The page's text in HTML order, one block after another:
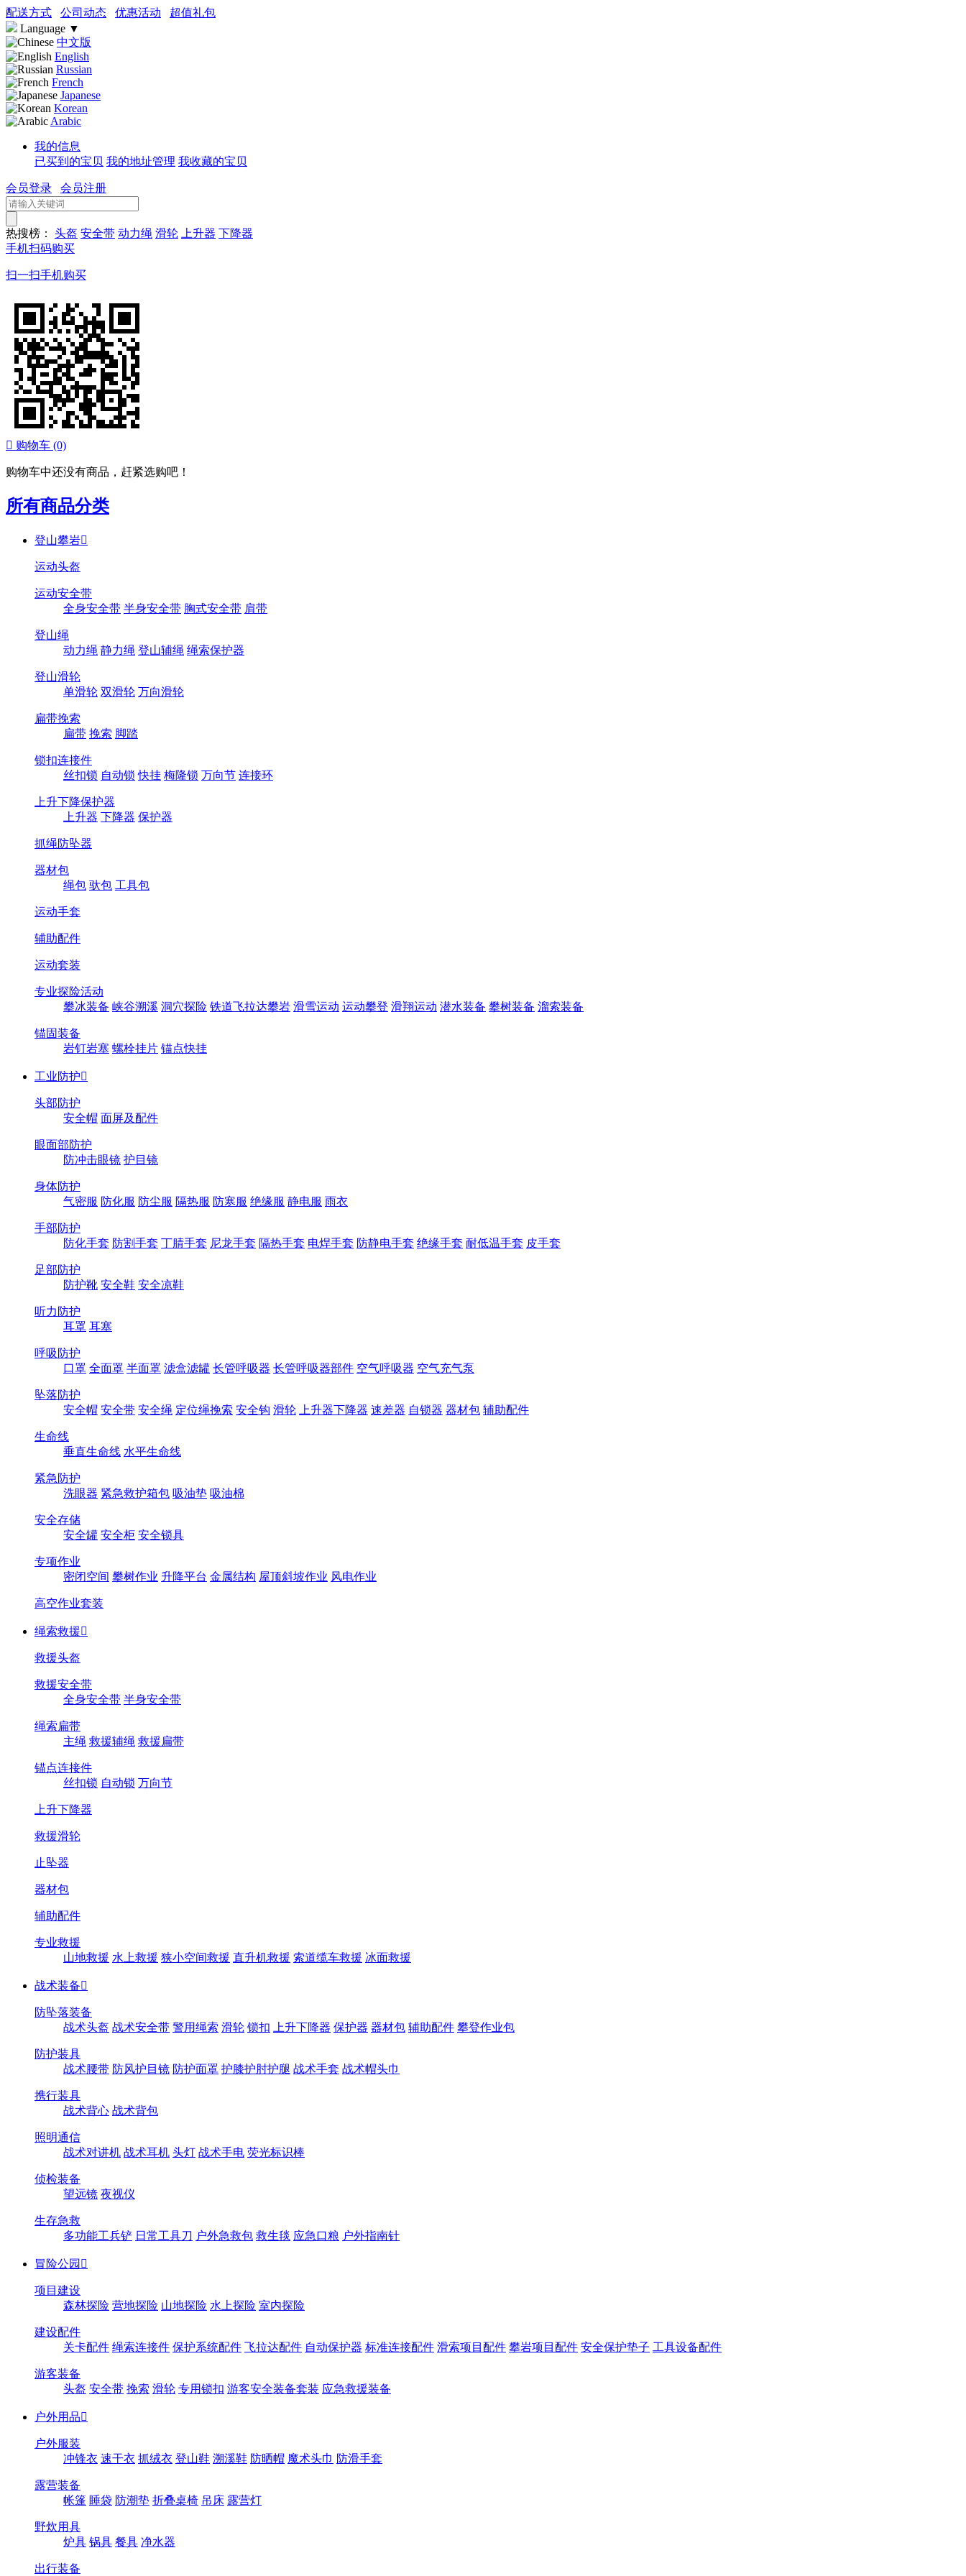
配送方式 公司动态 优惠活动
超值礼包
Language ▼
中文版
English
Russian
French
Japanese
Korean
Arabic
我的信息
已买到的宝贝 我的地址管理 我收藏的宝贝
会员登录 会员注册
热搜榜： 头盔 安全带 动力绳 滑轮 上升器 下降器
手机扫码购买
扫一扫手机购买
 购物车 (0)
购物车中还没有商品，赶紧选购吧！
所有商品分类
登山攀岩
运动头盔
运动安全带
全身安全带 半身安全带 胸式安全带 肩带
登山绳
动力绳 静力绳 登山辅绳 绳索保护器
登山滑轮
单滑轮 双滑轮 万向滑轮
扁带挽索
扁带 挽索 脚踏
锁扣连接件
丝扣锁 自动锁 快挂 梅隆锁 万向节 连接环
上升下降保护器
上升器 下降器 保护器
抓绳防坠器
器材包
绳包 驮包 工具包
运动手套
辅助配件
运动套装
专业探险活动
攀冰装备 峡谷溯溪 洞穴探险 铁道飞拉达攀岩 滑雪运动 运动攀登 滑翔运动 潜水装备 攀树装备 溜索装备
锚固装备
岩钉岩塞 螺栓挂片 锚点快挂
工业防护
头部防护
安全帽 面屏及配件
眼面部防护
防冲击眼镜 护目镜
身体防护
气密服 防化服 防尘服 隔热服 防寒服 绝缘服 静电服 雨衣
手部防护
防化手套 防割手套 丁腈手套 尼龙手套 隔热手套 电焊手套 防静电手套 绝缘手套 耐低温手套 皮手套
足部防护
防护靴 安全鞋 安全凉鞋
听力防护
耳罩 耳塞
呼吸防护
口罩 全面罩 半面罩 滤盒滤罐 长管呼吸器 长管呼吸器部件 空气呼吸器 空气充气泵
坠落防护
安全帽 安全带 安全绳 定位绳挽索 安全钩 滑轮 上升器下降器 速差器 自锁器 器材包 辅助配件
生命线
垂直生命线 水平生命线
紧急防护
洗眼器 紧急救护箱包 吸油垫 吸油棉
安全存储
安全罐 安全柜 安全锁具
专项作业
密闭空间 攀树作业 升降平台 金属结构 屋顶斜坡作业 风电作业
高空作业套装
绳索救援
救援头盔
救援安全带
全身安全带 半身安全带
绳索扁带
主绳 救援辅绳 救援扁带
锚点连接件
丝扣锁 自动锁 万向节
上升下降器
救援滑轮
止坠器
器材包
辅助配件
专业救援
山地救援 水上救援 狭小空间救援 直升机救援 索道缆车救援 冰面救援
战术装备
防坠落装备
战术头盔 战术安全带 警用绳索 滑轮 锁扣 上升下降器 保护器 器材包 辅助配件 攀登作业包
防护装具
战术腰带 防风护目镜 防护面罩 护膝护肘护腿 战术手套 战术帽头巾
携行装具
战术背心 战术背包
照明通信
战术对讲机 战术耳机 头灯 战术手电 荧光标识棒
侦检装备
望远镜 夜视仪
生存急救
多功能工兵铲 日常工具刀 户外急救包 救生毯 应急口粮 户外指南针
冒险公园 
项目建设
森林探险 营地探险 山地探险 水上探险 室内探险
建设配件
关卡配件 绳索连接件 保护系统配件 飞拉达配件 自动保护器 标准连接配件 滑索项目配件 攀岩项目配件 安全保护垫子 工具设备配件
游客装备
头盔 安全带 挽索 滑轮 专用锁扣 游客安全装备套装 应急救援装备
户外用品
户外服装
冲锋衣 速干衣 抓绒衣 登山鞋 溯溪鞋 防晒帽 魔术头巾 防滑手套
露营装备
帐篷 睡袋 防潮垫 折叠桌椅 吊床 露营灯
野炊用具
炉具 锅具 餐具 净水器
出行装备